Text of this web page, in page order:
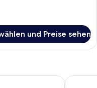
und Preise sehen
Sky